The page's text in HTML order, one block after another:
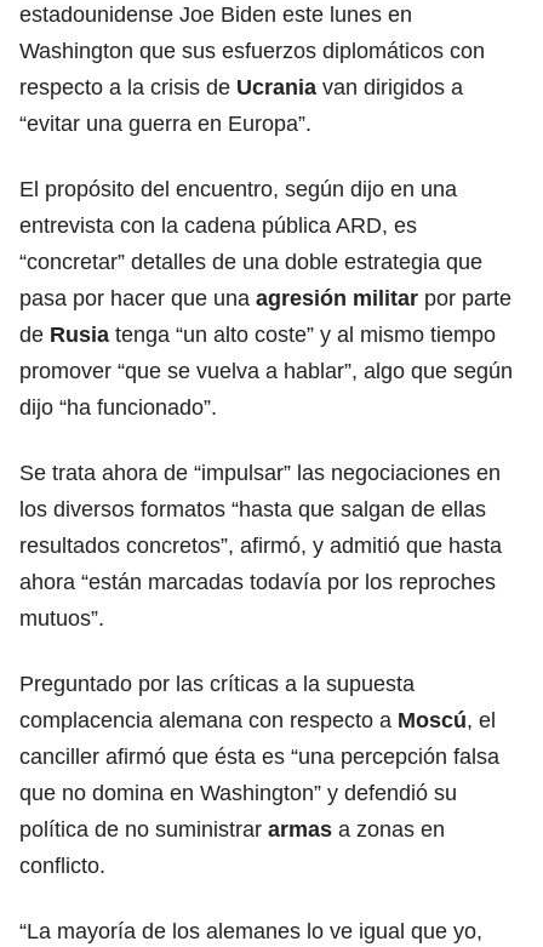
estadounidense Joe Biden este lunes en
Washington que sus esfuerzos diplomáticos con
respecto a la crisis de Ucrania van dirigidos a
“evitar una guerra en Europa”.
El propósito del encuentro, según dijo en una
entrevista con la cadena pública ARD, es
“concretar” detalles de una doble estrategia que
pasa por hacer que una agresión militar por parte
de Rusia tenga “un alto coste” y al mismo tiempo
promover “que se vuelva a hablar”, algo que según
dijo “ha funcionado”.
Se trata ahora de “impulsar” las negociaciones en
los diversos formatos “hasta que salgan de ellas
resultados concretos”, afirmó, y admitió que hasta
ahora “están marcadas todavía por los reproches
mutuos”.
Preguntado por las críticas a la supuesta
complacencia alemana con respecto a Moscú, el
canciller afirmó que ésta es “una percepción falsa
que no domina en Washington” y defendió su
política de no suministrar armas a zonas en
conflicto.
“La mayoría de los alemanes lo ve igual que yo,